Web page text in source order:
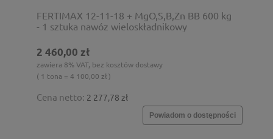
FERTIMAX 12-11-18 + MgO,S,B,Zn BB 600 kg
- 1 sztuka nawóz wieloskładnikowy
2 460,00 zł
zawiera 8% VAT, bez kosztów dostawy
( 1 tona = 4 100,00 zł )
Cena netto: 2 277,78 zł
Powiadom o dostępności